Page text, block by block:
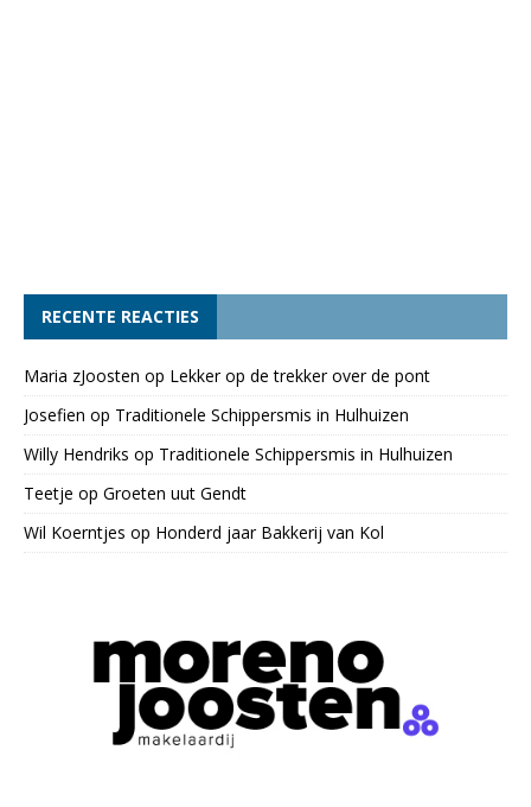
RECENTE REACTIES
Maria zJoosten op Lekker op de trekker over de pont
Josefien op Traditionele Schippersmis in Hulhuizen
Willy Hendriks op Traditionele Schippersmis in Hulhuizen
Teetje op Groeten uut Gendt
Wil Koerntjes op Honderd jaar Bakkerij van Kol